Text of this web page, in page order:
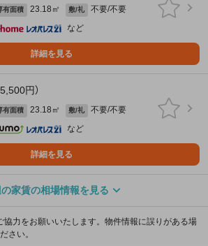
有面積 23.18㎡ 敷/礼
不要/不要
など
詳細を見る
円）
有面積 23.18㎡ 敷/礼
不要/不要
など
詳細を見る
の家賃の相場情報を見る
力をお願いいたします。物件情報に誤りがある場
さい。